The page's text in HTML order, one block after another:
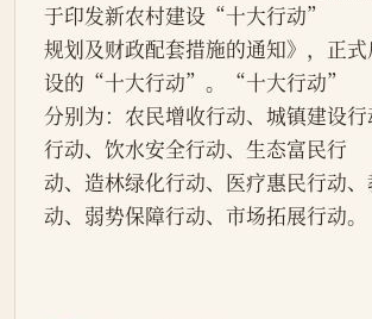
于印发新农村建设“十大行动”
规划及财政配套措施的通知》，正
设的“十大行动”。“十大行动”
分别为：农民增收行动、城镇建设
行动、饮水安全行动、生态富民行
动、造林绿化行动、医疗惠民行动
动、弱势保障行动、市场拓展行动。